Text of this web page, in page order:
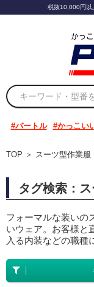
税抜10,000円以
バートル かっこい
TOP ＞ スーツ型作業服
タグ検索：
フォーマルな装いの
いウェア。お客様と
入る内装などの職種